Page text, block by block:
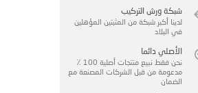
شبكة ورش التركيب
لدينا أكبر شبكة من المثبتين المؤهلين
في البلاد
الأصلي دائما
نحن فقط نبيع منتجات أصلية 100 ٪
مدعومة من قبل الشركات المصنعة مع
الضمان